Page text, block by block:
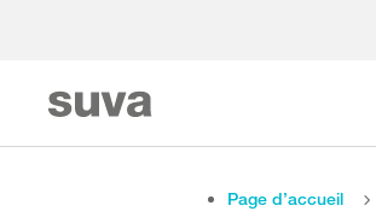
Page d’accueil